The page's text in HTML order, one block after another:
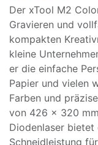
Der xTool M2
Gravieren und
kompakten
kleine
er die einfache
Papier und vielen
Farben und
von 426 × 320
Diodenlaser
Schneidleistung